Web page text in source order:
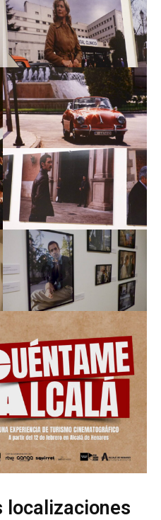
localizaciones